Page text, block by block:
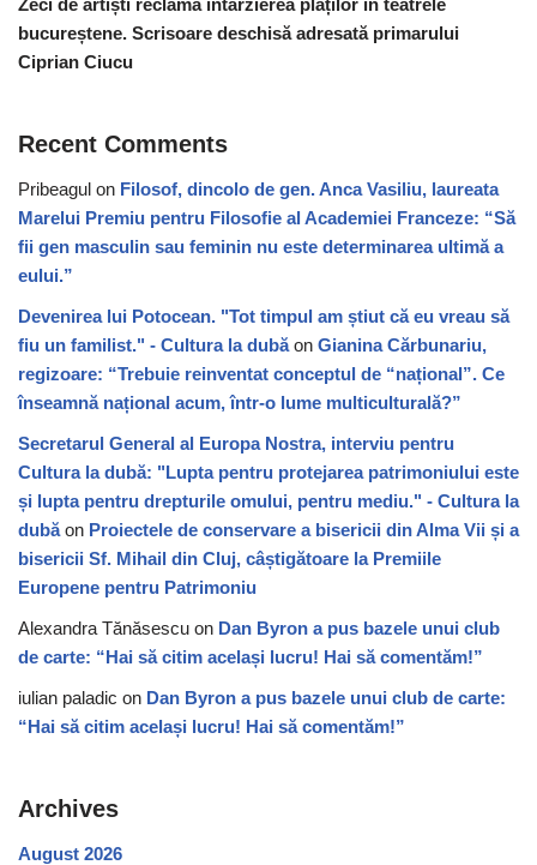
Zeci de artiști reclamă întârzierea plăților în teatrele
bucureștene. Scrisoare deschisă adresată primarului
Ciprian Ciucu
Recent Comments
Pribeagul on Filosof, dincolo de gen. Anca Vasiliu, laureata
Marelui Premiu pentru Filosofie al Academiei Franceze: “Să
fii gen masculin sau feminin nu este determinarea ultimă a
eului.”
Devenirea lui Potocean. "Tot timpul am știut că eu vreau să
fiu un familist." - Cultura la dubăon Gianina Cărbunariu,
regizoare: “Trebuie reinventat conceptul de “național”. Ce
înseamnă național acum, într-o lume multiculturală?”
Secretarul General al Europa Nostra, interviu pentru
Cultura la dubă: "Lupta pentru protejarea patrimoniului este
și lupta pentru drepturile omului, pentru mediu." - Cultura la
dubăon Proiectele de conservare a bisericii din Alma Vii și a
bisericii Sf. Mihail din Cluj, câștigătoare la Premiile
Europene pentru Patrimoniu
Alexandra Tănăsescu on Dan Byron a pus bazele unui club
de carte: “Hai să citim același lucru! Hai să comentăm!”
iulian paladic on Dan Byron a pus bazele unui club de carte:
“Hai să citim același lucru! Hai să comentăm!”
Archives
August 2026